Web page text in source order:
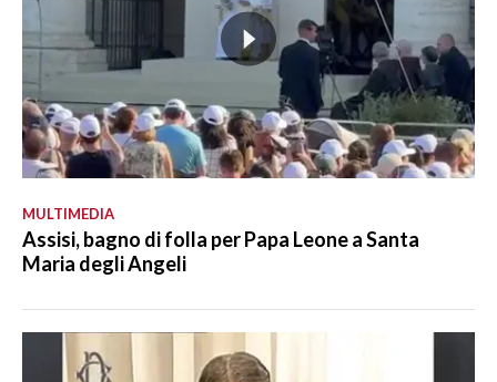
MULTIMEDIA
Assisi, bagno di folla per Papa Leone a Santa
Maria degli Angeli